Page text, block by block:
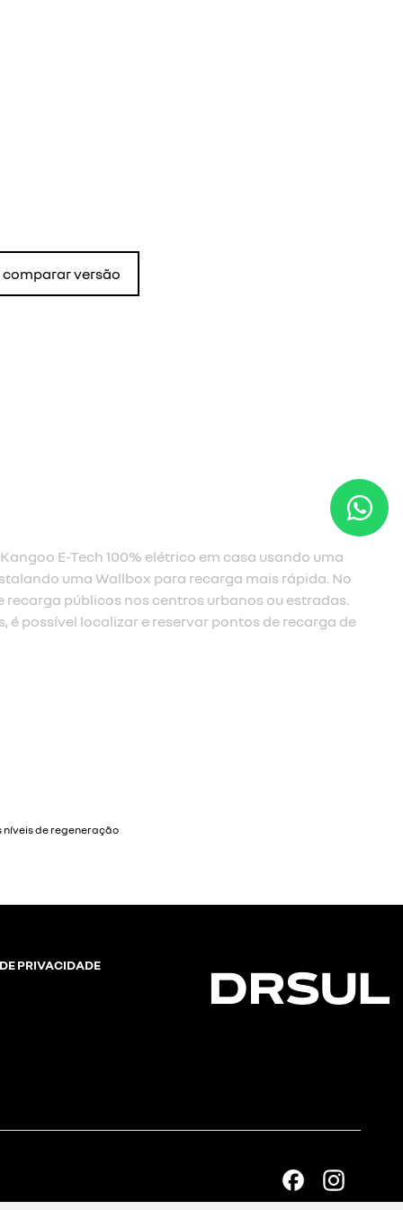
comparar versão
câmbio com três níveis de regeneração
O modo B1 é um modo regenerativo limitado,
vias rápidas. Com o B2, você tem uma
um carro à combustão. Já o B3, o nível máximo
aproveitar melhor os engarrafamentos e